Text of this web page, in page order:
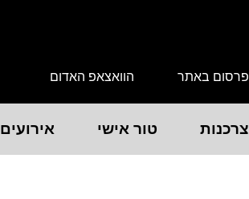
פרסום באתר הוואצאפ האדום
צרכנות טור אישי אירועים